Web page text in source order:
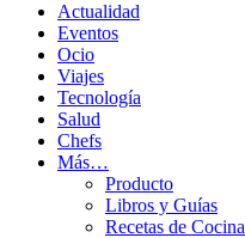
Actualidad
Eventos
Ocio
Viajes
Tecnología
Salud
Chefs
Más…
Producto
Libros y Guías
Recetas de Cocina